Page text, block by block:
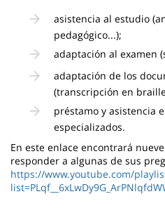
asistencia al estudio
pedagógico...);
adaptación al examen
adaptación de los
(transcripción en
préstamo y asistencia
especializados.
En este enlace encontrará
responder a algunas de sus
https://www.youtube.com/